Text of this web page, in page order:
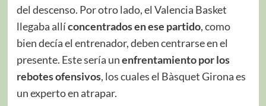
del descenso. Por otro lado, el Valencia Basket
llegaba allíconcentrados en ese partido, como
bien decía el entrenador, deben centrarse en el
presente. Este sería unenfrentamiento por los
rebotes ofensivos, los cuales el Bàsquet Girona es
un experto en atrapar.